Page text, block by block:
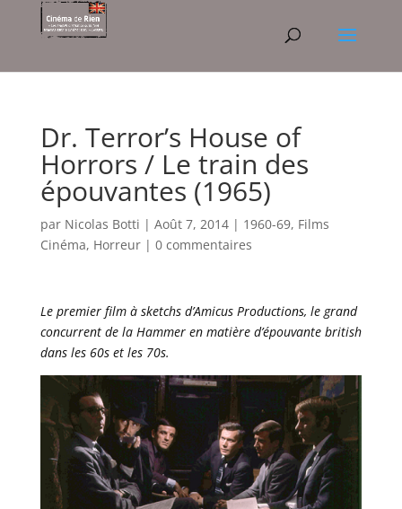
Dr. Terror’s House of
Horrors / Le train des
épouvantes (1965)
par Nicolas Botti | Août 7, 2014| 1960-69, Films
Cinéma, Horreur| 0 commentaires
Le premier film à sketchs d’Amicus Productions, le grand
concurrent de la Hammer en matière d’épouvante british
dans les 60s et les 70s.